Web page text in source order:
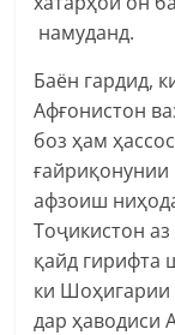
намуданд.
Баён гардид,
Афғонистон
боз ҳам
афзоиш
Тоҷикистон
қайд гирифта
ки Шоҳигарии
дар ҳаводиси